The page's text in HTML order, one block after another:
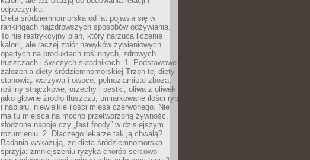
odpoczynku.
Dieta śródziemnomorska od lat pojawia się w
rankingach najzdrowszych sposobów odżywiania.
To nie restrykcyjny plan, który narzuca liczenie
kalorii, ale raczej zbiór nawyków żywieniowych
opartych na produktach roślinnych, zdrowych
tłuszczach i świeżych składnikach. 1. Podstawowe
założenia diety śródziemnomorskiej Trzon tej diety
stanowią: warzywa i owoce, pełnoziarniste zboża,
rośliny strączkowe, orzechy i pestki, oliwa z oliwek
jako główne źródło tłuszczu, umiarkowane ilości ryb
i nabiału, niewielkie ilości mięsa czerwonego. Nie
ma tu miejsca na mocno przetworzoną żywność,
słodzone napoje czy „fast foody” w dzisiejszym
rozumieniu. 2. Dlaczego lekarze tak ją chwalą?
Badania wskazują, że dieta śródziemnomorska
sprzyja: zmniejszeniu ryzyka chorób sercowo–